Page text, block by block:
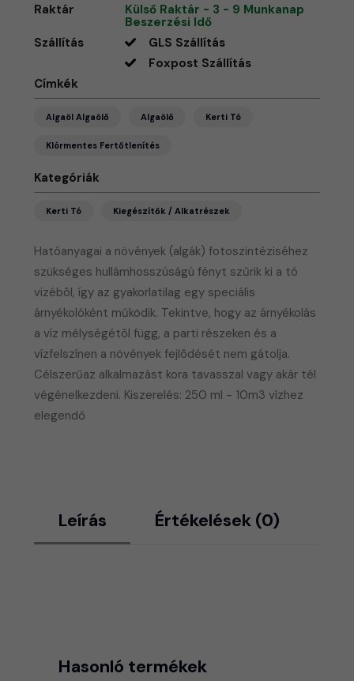
Hatóanyagai a növények (algák) fotoszintéziséhez
szükséges hullámhosszúságú fényt szűrik ki a tó
vizébõl, így az gyakorlatilag egy speciális
árnyékolóként működik. Tekintve, hogy az árnyékolás
a víz mélységétõl függ, a parti részeken és a
vízfelszínen a növények fejlõdését nem gátolja.
Célszerűaz alkalmazást kora tavasszal vagy akár tél
végénelkezdeni. Kiszerelés: 250 ml - 10m3 vízhez
elegendő
Raktár
Külső Raktár - 3 - 9 Munkanap
Beszerzési Idő
Szállítás
GLS Szállítás
Foxpost Szállítás
Címkék
Algaöl Algaölő Algaölő Kerti Tó
Klórmentes Fertőtlenítés
Kategóriák
Kerti Tó Kiegészítők / Alkatrészek
Leírás Értékelések (0)
Hasonló termékek